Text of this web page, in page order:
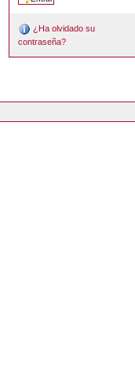
¿Ha olvidado su
contraseña?